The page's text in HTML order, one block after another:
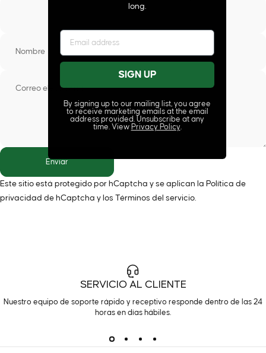
Nombre
Correo electrónico
Mensaje
Enviar
Enviar
Este sitio está protegido por hCaptcha y se aplican la Política de
privacidad de hCaptcha y los Términos del servicio.
SERVICIO AL CLIENTE
Nuestro equipo de soporte rápido y receptivo responde dentro de las 24
horas en días hábiles.
long.
SIGN UP
By signing up to our mailing list, you agree
to receive marketing emails at the email
address provided. Unsubscribe at any
time. View Privacy Policy.